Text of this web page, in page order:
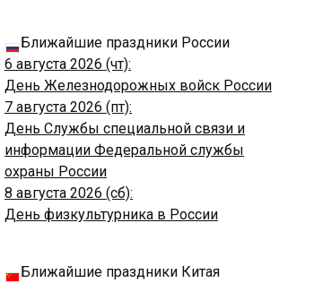
Ближайшие праздники России
6 августа 2026 (чт):
День Железнодорожных войск России
7 августа 2026 (пт):
День Службы специальной связи и
информации Федеральной службы
охраны России
8 августа 2026 (сб):
День физкультурника в России
Ближайшие праздники Китая